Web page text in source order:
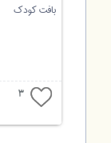
بافت کودک
3